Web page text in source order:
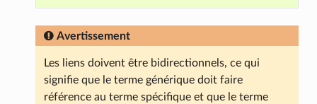
Avertissement
Les liens doivent être bidirectionnels, ce qui
signifie que le terme générique doit faire
référence au terme spécifique et que le terme